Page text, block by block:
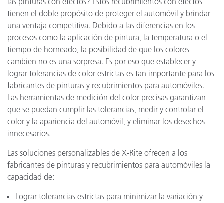
tienen el doble propósito de proteger el automóvil y brindar
una ventaja competitiva. Debido a las diferencias en los
procesos como la aplicación de pintura, la temperatura o el
tiempo de horneado, la posibilidad de que los colores
cambien no es una sorpresa. Es por eso que establecer y
lograr tolerancias de color estrictas es tan importante para los
fabricantes de pinturas y recubrimientos para automóviles.
Las herramientas de medición del color precisas garantizan
que se puedan cumplir las tolerancias, medir y controlar el
color y la apariencia del automóvil, y eliminar los desechos
innecesarios.
Las soluciones personalizables de X-Rite ofrecen a los
fabricantes de pinturas y recubrimientos para automóviles la
capacidad de:
Lograr tolerancias estrictas para minimizar la variación y